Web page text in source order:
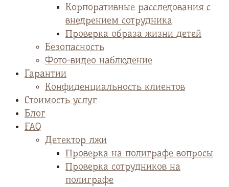
Корпоративные расследования с
внедрением сотрудника
Проверка образа жизни детей
Безопасность
Фото-видео наблюдение
Гарантии
Конфиденциальность клиентов
Стоимость услуг
Блог
FAQ
Детектор лжи
Проверка на полиграфе вопросы
Проверка сотрудников на
полиграфе